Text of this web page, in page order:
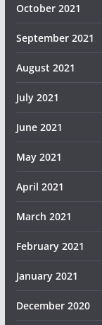
October 2021
September 2021
August 2021
July 2021
June 2021
May 2021
April 2021
March 2021
February 2021
January 2021
December 2020